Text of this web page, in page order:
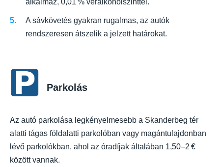
alkalmaz, 0,01 % véralkoholszinttel.
A sávkövetés gyakran rugalmas, az autók
rendszeresen átszelik a jelzett határokat.
Parkolás
Az autó parkolása legkényelmesebb a Skanderbeg tér
alatti tágas földalatti parkolóban vagy magántulajdonban
lévő parkolókban, ahol az óradíjak általában 1,50–2 €
között vannak.